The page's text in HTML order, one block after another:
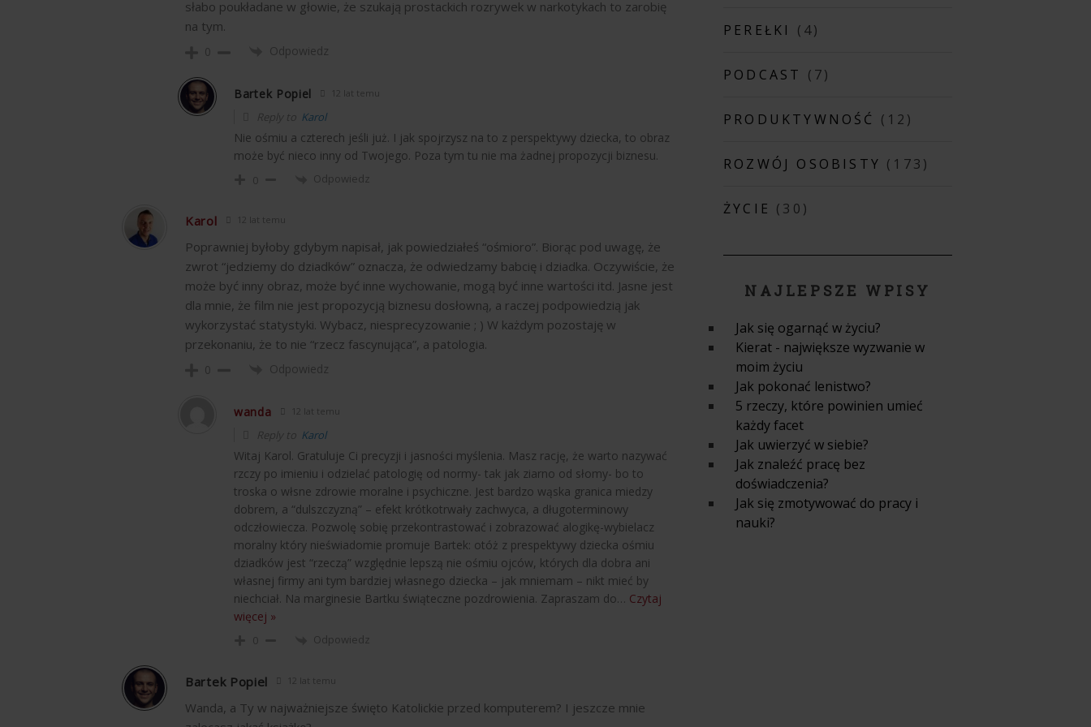
słabo poukładane w głowie, że szukają prostackich rozrywek w narkotykach to zarobię
na tym.
0 Odpowiedz
Bartek Popiel 12 lat temu
Reply to Karol
Nie ośmiu a czterech jeśli już. I jak spojrzysz na to z perspektywy dziecka, to obraz
może być nieco inny od Twojego. Poza tym tu nie ma żadnej propozycji biznesu.
0 Odpowiedz
Karol 12 lat temu
Poprawniej byłoby gdybym napisał, jak powiedziałeś “ośmioro”. Biorąc pod uwagę, że
zwrot “jedziemy do dziadków” oznacza, że odwiedzamy babcię i dziadka. Oczywiście, że
może być inny obraz, może być inne wychowanie, mogą być inne wartości itd. Jasne jest
dla mnie, że film nie jest propozycją biznesu dosłowną, a raczej podpowiedzią jak
wykorzystać statystyki. Wybacz, niesprecyzowanie ; ) W każdym pozostaję w
przekonaniu, że to nie “rzecz fascynująca”, a patologia.
0 Odpowiedz
wanda 12 lat temu
Reply to Karol
Witaj Karol. Gratuluje Ci precyzji i jasności myślenia. Masz rację, że warto nazywać
rzczy po imieniu i odzielać patologię od normy- tak jak ziarno od słomy- bo to
troska o włsne zdrowie moralne i psychiczne. Jest bardzo wąska granica miedzy
dobrem, a “dulszczyzną” – efekt krótkotrwały zachwyca, a długoterminowy
odczłowiecza. Pozwolę sobię przekontrastować i zobrazować alogikę-wybielacz
moralny który nieświadomie promuje Bartek: otóż z prespektywy dziecka ośmiu
dziadków jest “rzeczą” względnie lepszą nie ośmiu ojców, których dla dobra ani
własnej firmy ani tym bardziej własnego dziecka – jak mniemam – nikt mieć by
niechciał. Na marginesie Bartku świąteczne pozdrowienia. Zapraszam do… Czytaj
więcej »
0 Odpowiedz
Bartek Popiel 12 lat temu
Wanda, a Ty w najważniejsze święto Katolickie przed komputerem? I jeszcze mnie
PEREŁKI (4)
PODCAST (7)
PRODUKTYWNOŚĆ (12)
ROZWÓJ OSOBISTY (173)
ŻYCIE (30)
NAJLEPSZE WPISY
Jak się ogarnąć w życiu?
Kierat - największe wyzwanie w
moim życiu
Jak pokonać lenistwo?
5 rzeczy, które powinien umieć
każdy facet
Jak uwierzyć w siebie?
Jak znaleźć pracę bez
doświadczenia?
Jak się zmotywować do pracy i
nauki?